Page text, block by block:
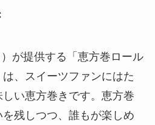
が提供する「恵方巻ロール
、スイーツファンにはた
い恵方巻きです。恵方巻
残しつつ、誰もが楽しめ